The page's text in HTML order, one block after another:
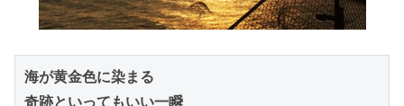
海が黄金色に染まる
奇跡といってもいい一瞬